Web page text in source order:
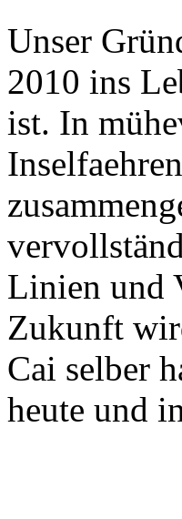
Unser
2010 ins
ist. In
Linien und
Zukunft
Cai selber
heute und